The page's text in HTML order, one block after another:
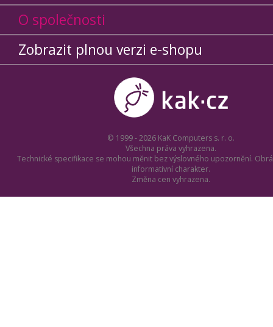
O společnosti
Zobrazit plnou verzi e-shopu
© 1999 - 2026 KaK Computers s. r. o.
Všechna práva vyhrazena.
Technické specifikace se mohou měnit bez výslovného upozornění.
informativní charakter.
Změna cen vyhrazena.